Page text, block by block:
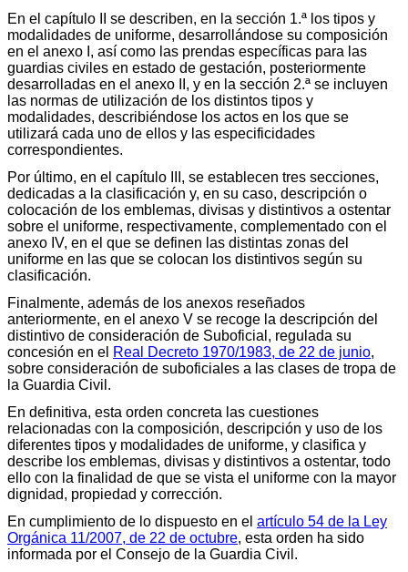
En el capítulo II se describen, en la sección 1.ª los tipos y
modalidades de uniforme, desarrollándose su composición
en el anexo I, así como las prendas específicas para las
guardias civiles en estado de gestación, posteriormente
desarrolladas en el anexo II, y en la sección 2.ª se incluyen
las normas de utilización de los distintos tipos y
modalidades, describiéndose los actos en los que se
utilizará cada uno de ellos y las especificidades
correspondientes.
Por último, en el capítulo III, se establecen tres secciones,
dedicadas a la clasificación y, en su caso, descripción o
colocación de los emblemas, divisas y distintivos a ostentar
sobre el uniforme, respectivamente, complementado con el
anexo IV, en el que se definen las distintas zonas del
uniforme en las que se colocan los distintivos según su
clasificación.
Finalmente, además de los anexos reseñados
anteriormente, en el anexo V se recoge la descripción del
distintivo de consideración de Suboficial, regulada su
concesión en el Real Decreto 1970/1983, de 22 de junio,
sobre consideración de suboficiales a las clases de tropa de
la Guardia Civil.
En definitiva, esta orden concreta las cuestiones
relacionadas con la composición, descripción y uso de los
diferentes tipos y modalidades de uniforme, y clasifica y
describe los emblemas, divisas y distintivos a ostentar, todo
ello con la finalidad de que se vista el uniforme con la mayor
dignidad, propiedad y corrección.
En cumplimiento de lo dispuesto en el artículo 54 de la Ley
Orgánica 11/2007, de 22 de octubre, esta orden ha sido
informada por el Consejo de la Guardia Civil.